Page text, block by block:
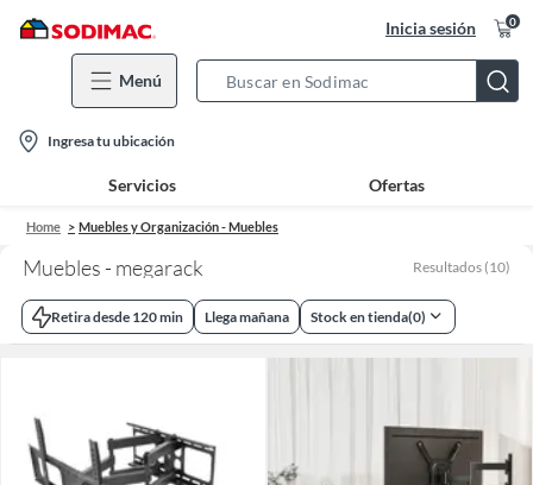
Inicia sesión 0
Menú
Bar
location-
icon
Ingresa tu ubicación
Servicios Ofertas
Home Muebles y Organización - Muebles
Muebles - megarack Resultados (10)
Retira desde 120 min Llega mañana Stock en tienda(0)